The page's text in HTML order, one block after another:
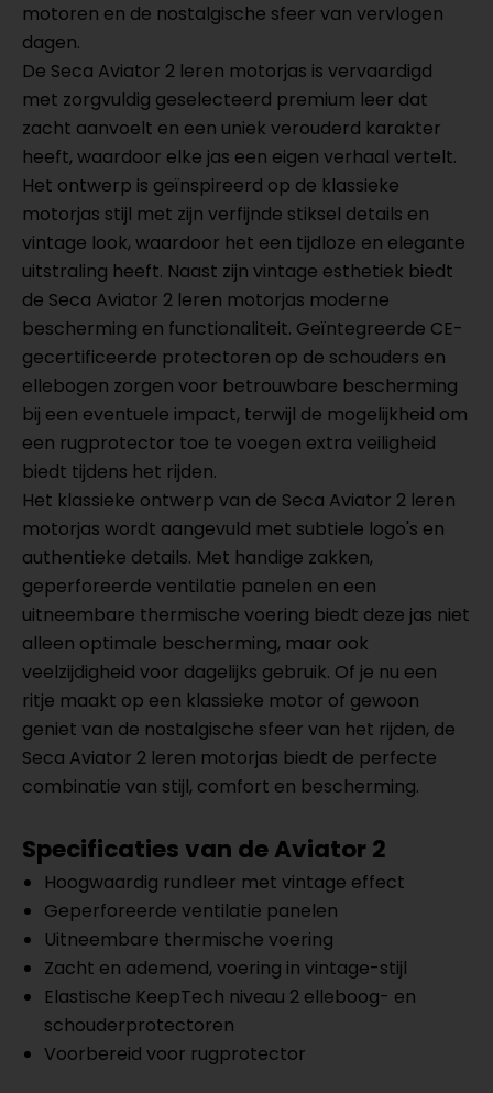
motoren en de nostalgische sfeer van vervlogen
dagen.
De Seca Aviator 2 leren motorjas is vervaardigd
met zorgvuldig geselecteerd premium leer dat
zacht aanvoelt en een uniek verouderd karakter
heeft, waardoor elke jas een eigen verhaal vertelt.
Het ontwerp is geïnspireerd op de klassieke
motorjas stijl met zijn verfijnde stiksel details en
vintage look, waardoor het een tijdloze en elegante
uitstraling heeft. Naast zijn vintage esthetiek biedt
de Seca Aviator 2 leren motorjas moderne
bescherming en functionaliteit. Geïntegreerde CE-
gecertificeerde protectoren op de schouders en
ellebogen zorgen voor betrouwbare bescherming
bij een eventuele impact, terwijl de mogelijkheid om
een rugprotector toe te voegen extra veiligheid
biedt tijdens het rijden.
Het klassieke ontwerp van de Seca Aviator 2 leren
motorjas wordt aangevuld met subtiele logo's en
authentieke details. Met handige zakken,
geperforeerde ventilatie panelen en een
uitneembare thermische voering biedt deze jas niet
alleen optimale bescherming, maar ook
veelzijdigheid voor dagelijks gebruik. Of je nu een
ritje maakt op een klassieke motor of gewoon
geniet van de nostalgische sfeer van het rijden, de
Seca Aviator 2 leren motorjas biedt de perfecte
combinatie van stijl, comfort en bescherming.
Specificaties van de Aviator 2
Hoogwaardig rundleer met vintage effect
Geperforeerde ventilatie panelen
Uitneembare thermische voering
Zacht en ademend, voering in vintage-stijl
Elastische KeepTech niveau 2 elleboog- en
schouderprotectoren
Voorbereid voor rugprotector